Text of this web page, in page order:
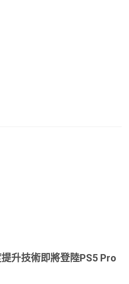
升技術即將登陸PS5 Pro